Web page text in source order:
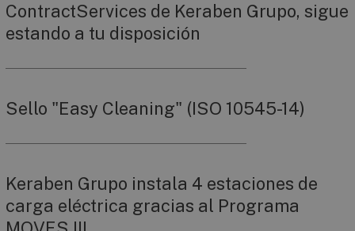
ContractServices de Keraben Grupo, sigue
estando a tu disposición
Sello "Easy Cleaning" (ISO 10545-14)
Keraben Grupo instala 4 estaciones de
carga eléctrica gracias al Programa